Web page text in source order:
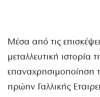
Μέσα από τις
μεταλλευτική ιστορία
επαναχρησιμοποίηση
πρώην Γαλλικής